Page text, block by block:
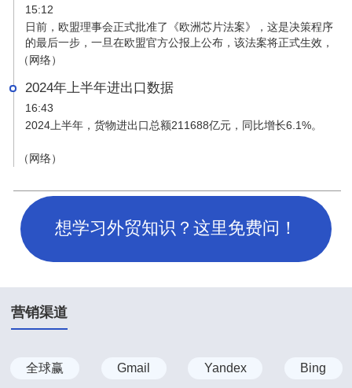
15:12
日前，欧盟理事会正式批准了《欧洲芯片法案》，这是决策程序
的最后一步，一旦在欧盟官方公报上公布，该法案将正式生效，
将动员 430 亿欧元（约合人民币 3400 亿元）的公共和私人投
赖。
（网络）
2024年上半年进出口数据
16:43
2024上半年，货物进出口总额211688亿元，同比增长6.1%。
（网络）
想学习外贸知识？这里免费问！
营销渠道
全球赢 Gmail Yandex Bing